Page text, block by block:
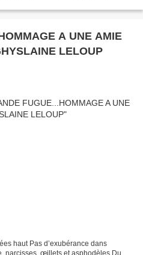
A UNE AMIE
LELOUP
haut Pas d’exubérance dans
narcisses, œillets et asphodèles Du